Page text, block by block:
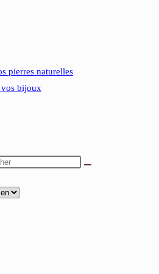
pierres naturelles
vos bijoux